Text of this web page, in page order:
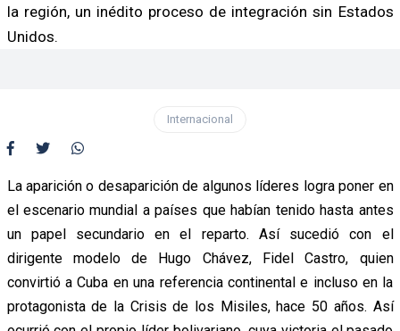
la región, un inédito proceso de integración sin Estados
Unidos.
Internacional
La aparición o desaparición de algunos líderes logra poner en
el escenario mundial a países que habían tenido hasta antes
un papel secundario en el reparto. Así sucedió con el
dirigente modelo de Hugo Chávez, Fidel Castro, quien
convirtió a Cuba en una referencia continental e incluso en la
protagonista de la Crisis de los Misiles, hace 50 años. Así